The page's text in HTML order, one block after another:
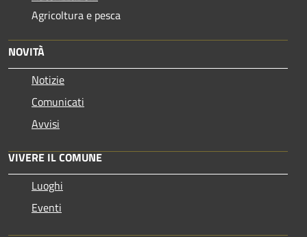
Agricoltura e pesca
NOVITÀ
Notizie
Comunicati
Avvisi
VIVERE IL COMUNE
Luoghi
Eventi